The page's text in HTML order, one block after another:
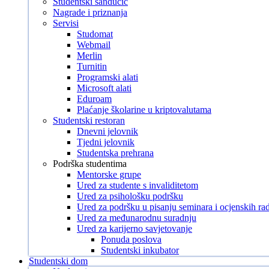
Nagrade i priznanja
Servisi
Studomat
Webmail
Merlin
Turnitin
Programski alati
Microsoft alati
Eduroam
Plaćanje školarine u kriptovalutama
Studentski restoran
Dnevni jelovnik
Tjedni jelovnik
Studentska prehrana
Podrška studentima
Mentorske grupe
Ured za studente s invaliditetom
Ured za psihološku podršku
Ured za podršku u pisanju seminara i ocjenskih
Ured za međunarodnu suradnju
Ured za karijerno savjetovanje
Ponuda poslova
Studentski inkubator
Studentski dom